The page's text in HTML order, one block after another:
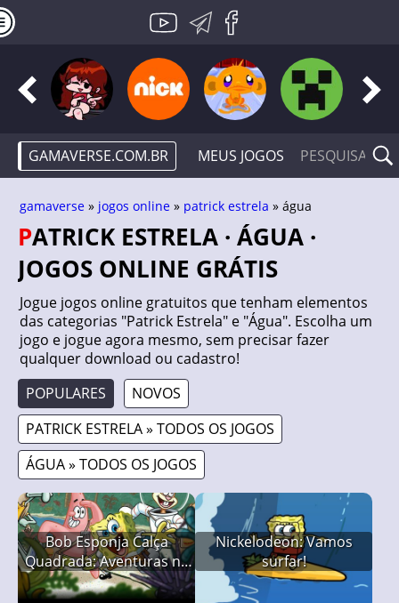
GAMAVERSE.COM.BR MEUS JOGOS
gamaverse » jogos online » patrick estrela » água
PATRICK ESTRELA · ÁGUA ·
JOGOS ONLINE GRÁTIS
Jogue jogos online gratuitos que tenham elementos
das categorias "Patrick Estrela" e "Água". Escolha um
jogo e jogue agora mesmo, sem precisar fazer
qualquer download ou cadastro!
POPULARES
NOVOS
PATRICK ESTRELA » TODOS OS JOGOS
ÁGUA » TODOS OS JOGOS
Bob Esponja Calça
Quadrada: Aventuras na
Ilha dos Monstros
Nickelodeon: Vamos
surfar!